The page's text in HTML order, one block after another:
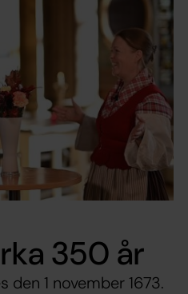
350 år
den 1 november 1673.